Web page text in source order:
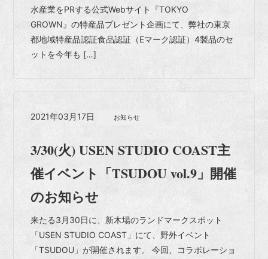
水産業をPRする公式Webサイト『TOKYO
GROWN』の特産品プレゼント企画にて、弊社の東京
都地域特産品認証食品認証（Eマーク認証）4製品のセ
ットを今年も […]
2021年03月17日 お知らせ
3/30(火) USEN STUDIO COAST主
催イベント「TSUDOU vol.9」開催
のお知らせ
来たる3月30日に、新木場のランドマークスポット
「USEN STUDIO COAST」にて、野外イベント
「TSUDOU」が開催されます。 今回、コラボレーショ